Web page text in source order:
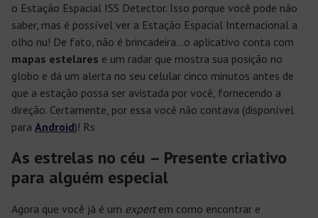
o Estação Espacial ISS Detector. Isso porque você pode não
saber, mas é possível ver a Estação Espacial Internacional a
olho nu! De fato, não é brincadeira…o aplicativo conta com
mapas estelares e um radar que mostra sua posição no
globo e dá um alerta no seu celular cinco minutos antes de
que a estação possa ser avistada por você, fornecendo a
direção. Certamente, por essa você não contava (disponível
para Android)! Rs
As estrelas no céu – Presente criativo
para alguém especial
Agora que você já é um expertem como encontrar e